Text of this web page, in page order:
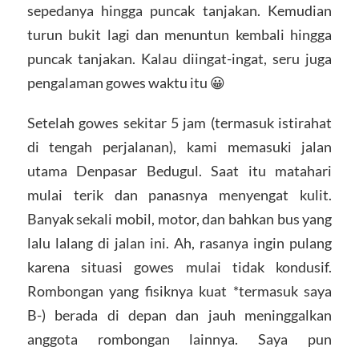
sepedanya hingga puncak tanjakan. Kemudian
turun bukit lagi dan menuntun kembali hingga
puncak tanjakan. Kalau diingat-ingat, seru juga
pengalaman gowes waktu itu 😀
Setelah gowes sekitar 5 jam (termasuk istirahat
di tengah perjalanan), kami memasuki jalan
utama Denpasar Bedugul. Saat itu matahari
mulai terik dan panasnya menyengat kulit.
Banyak sekali mobil, motor, dan bahkan bus yang
lalu lalang di jalan ini. Ah, rasanya ingin pulang
karena situasi gowes mulai tidak kondusif.
Rombongan yang fisiknya kuat *termasuk saya
B-) berada di depan dan jauh meninggalkan
anggota rombongan lainnya. Saya pun